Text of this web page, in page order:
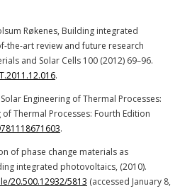
Røkenes, Building integrated
the-art review and future research
and Solar Cells 100 (2012) 69–96.
.
Engineering of Thermal Processes:
Thermal Processes: Fourth Edition
.
of phase change materials as
integrated photovoltaics, (2010).
20.500.12932/5813 (accessed January 8,